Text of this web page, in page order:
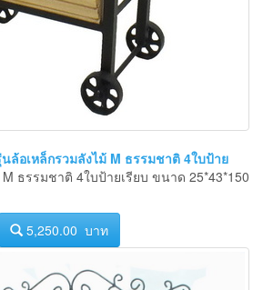
ล้อเหล็กรวมลังไม้ M ธรรมชาติ 4ใบป้าย
ธรรมชาติ 4ใบป้ายเรียบ ขนาด 25*43*150
5,250.00 บาท